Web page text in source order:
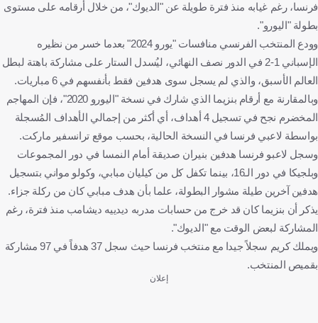
فرنسا، رغم غيابه منذ فترة طويلة عن "الديوك"، من خلال أرقامه على مستوى
بطولة "اليورو".
وودع المنتخب الفرنسي منافسات "يورو 2024" بعدما خسر من نظيره
الإسباني 1-2 في الدور نصف النهائي، ليُسدل الستار على مشاركة باهتة لبطل
العالم الأسبق، والذي لم يسجل سوى هدفين فقط بأنفسهم في 6 مباريات.
وبالمقارنة مع أرقام بنزيما الذي شارك في نسخة "اليورو 2020"، فإن المهاجم
المخضرم نجح في تسجيل 4 أهداف، أي أكثر من إجمالي الأهداف المُسجلة
بواسطة لاعبي فرنسا في النسخة الحالية، بحسب موقع ترانسفير ماركت.
وسجل لاعبو فرنسا هدفين بنيران صديقة أمام النمسا في دور المجموعات
وبلجيكا في دور الـ16، بينما تكفل كل من كيليان مبابي، وكولو مواني بتسجيل
هدفين آخرين طيلة مشوار البطولة، علما بأن هدف مبابي كان من ركلة جزاء.
يذكر أن بنزيما كان قد خرج من حسابات مدربه ديدييه ديشامب منذ فترة، رغم
المشاركة لبعض الوقت مع "الديوك".
ويملك كريم سجلاً جيدا مع منتخب فرنسا حيث سجل 37 هدفاً في 97 مشاركة
بقميص المنتخب.
إعلان